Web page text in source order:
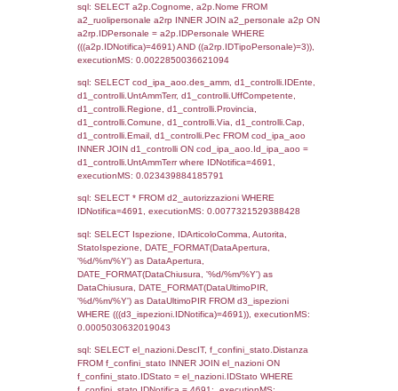
0.00020694732666016
sql: SELECT `tablename`, `userlevelid`,
`userlevelpermissions` WHERE `userlevelid`
executionMS: 0.00096797943115234
sql: SELECT a1.RagioneSociale,
localita, el_prov.citta AS provincia,
DATE(n.DataInvioNotifica) as
n.FileNotificaZip, n.DataFileNotificaZip
LEFT JOIN infostabilimento i ON
a1.CodiceUnivoco = n.CodiceUnivoco LEFT
el_comuni AS el_com ON a1.ComuneStab =
el_com.IstComune LEFT JOIN el_province
a1.ProvinciaStab = el_prov.IstProvincia
n.IDNotifica = 4691;, executionMS:
sql: SELECT a1_stabilimento.*,
ComuneST, el_province.citta as